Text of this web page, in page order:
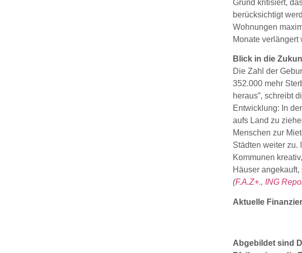
Grund kritisiert,
berücksichtigt
Wohnungen
Monate verlängert
Blick in die
Die Zahl der
352.000 mehr
heraus”, schreibt
Entwicklung: In
aufs Land zu
Menschen zur
Städten weiter zu.
Kommunen
Häuser
(F.A.Z+., ING
Aktuelle
Abgebildet sind